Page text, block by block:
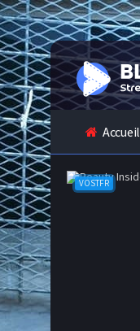
Accueil
VOSTFR